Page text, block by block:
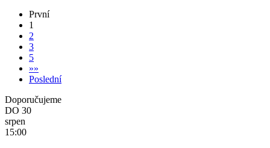
První
1
2
3
5
»»
Poslední
Doporučujeme
DO 30
srpen
15:00